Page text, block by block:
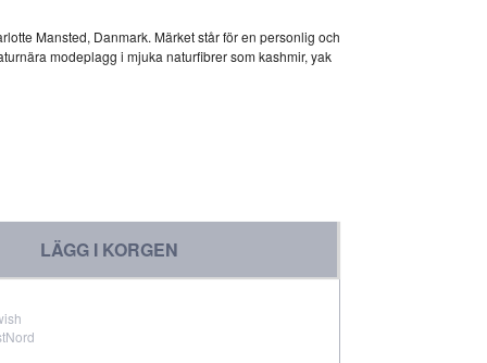
Mansted, Danmark. Märket står för en personlig och
modeplagg i mjuka naturfibrer som kashmir, yak
LÄGG I KORGEN